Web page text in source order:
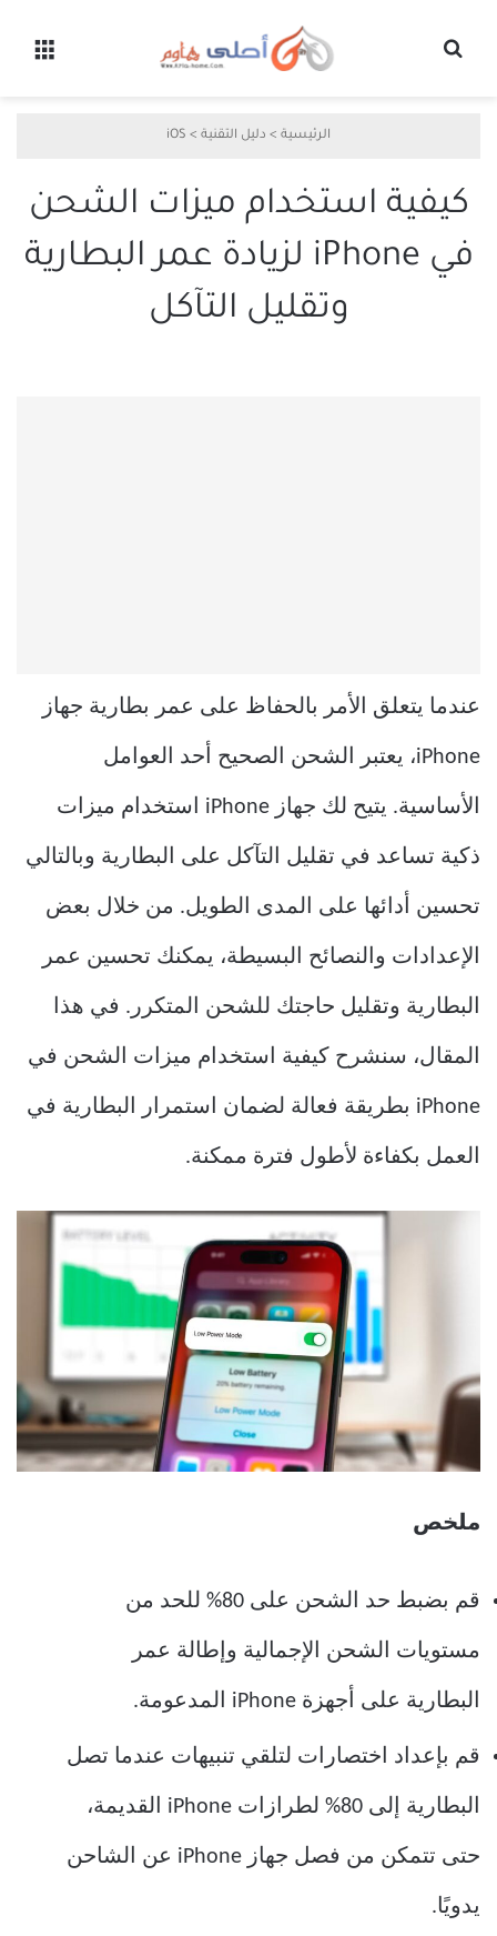
الرئيسية > دليل التقنية >
iOS
كيفية استخدام ميزات الشحن
في iPhone لزيادة عمر البطارية
وتقليل التآكل
عندما يتعلق الأمر بالحفاظ على عمر بطارية جهاز
iPhone، يعتبر الشحن الصحيح أحد العوامل
الأساسية. يتيح لك جهاز iPhone استخدام ميزات
ذكية تساعد في تقليل التآكل على البطارية وبالتالي
تحسين أدائها على المدى الطويل. من خلال بعض
الإعدادات والنصائح البسيطة، يمكنك تحسين عمر
البطارية وتقليل حاجتك للشحن المتكرر. في هذا
المقال، سنشرح كيفية استخدام ميزات الشحن في
iPhone بطريقة فعالة لضمان استمرار البطارية في
العمل بكفاءة لأطول فترة ممكنة.
ملخص
قم بضبط حد الشحن على 80% للحد من
مستويات الشحن الإجمالية وإطالة عمر
البطارية على أجهزة iPhone المدعومة.
قم بإعداد اختصارات لتلقي تنبيهات عندما تصل
البطارية إلى 80% لطرازات iPhone القديمة،
حتى تتمكن من فصل جهاز iPhone عن الشاحن
يدويًا.